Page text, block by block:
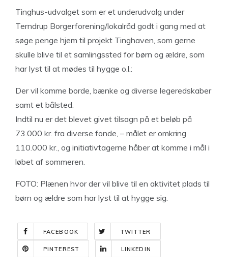
Tinghus-udvalget som er et underudvalg under
Terndrup Borgerforening/lokalråd godt i gang med at
søge penge hjem til projekt Tinghaven, som gerne
skulle blive til et samlingssted for børn og ældre, som
har lyst til at mødes til hygge o.l.:
Der vil komme borde, bænke og diverse legeredskaber
samt et bålsted.
Indtil nu er det blevet givet tilsagn på et beløb på
73.000 kr. fra diverse fonde, – målet er omkring
110.000 kr., og initiativtagerne håber at komme i mål i
løbet af sommeren.
FOTO: Plænen hvor der vil blive til en aktivitet plads til
børn og ældre som har lyst til at hygge sig.
FACEBOOK TWITTER
PINTEREST LINKEDIN